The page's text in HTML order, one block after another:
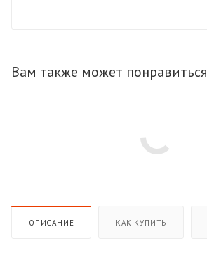
Вам также может понравиться
ОПИСАНИЕ КАК КУПИТЬ